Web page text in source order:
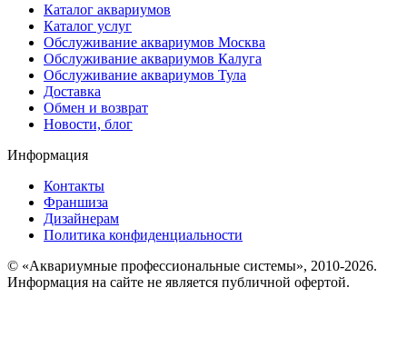
Каталог аквариумов
Каталог услуг
Обслуживание аквариумов Москва
Обслуживание аквариумов Калуга
Обслуживание аквариумов Тула
Доставка
Обмен и возврат
Новости, блог
Информация
Контакты
Франшиза
Дизайнерам
Политика конфиденциальности
© «Аквариумные профессиональные системы», 2010-2026.
Информация на сайте не является публичной офертой.